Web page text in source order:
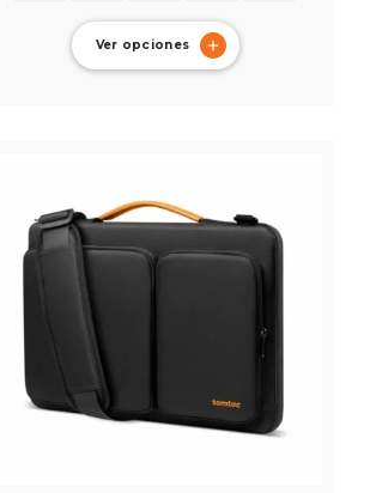
Ver opciones